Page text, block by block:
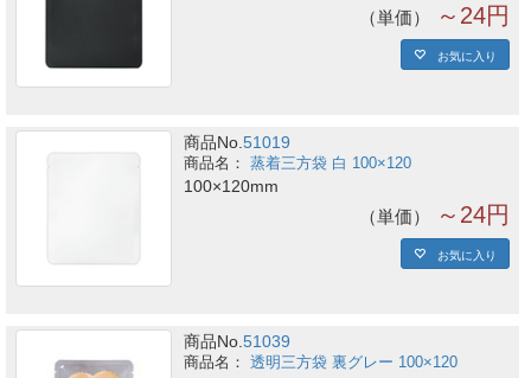
単価 ～24円
お気に入り
商品No.51019
蒸着三方袋 白 100×120
100×120mm
単価 ～24円
お気に入り
商品No.51039
透明三方袋 裏グレー 100×120